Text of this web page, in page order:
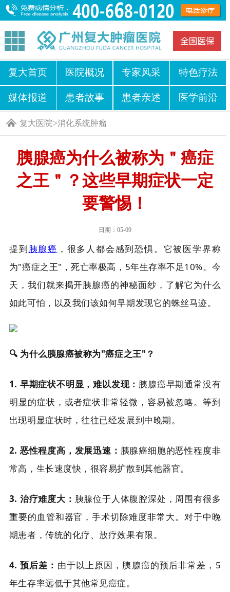
复大首页 医院概况 专家风采 特色疗法
媒体报道 患者故事 患者亲述 医学前沿
复大医院>消化系统肿瘤
胰腺癌为什么被称为＂癌症
之王＂？这些早期症状一定
要警惕！
日期：05-09
提到胰腺癌 ，很多人都会感到恐惧。它被医学界称
为"癌症之王"，死亡率极高，5年生存率不足10%。今
天，我们就来揭开胰腺癌的神秘面纱，了解它为什么
如此可怕，以及我们该如何早期发现它的蛛丝马迹。
🔍 为什么胰腺癌被称为"癌症之王"？
1. 早期症状不明显，难以发现： 胰腺癌早期通常没有
明显的症状，或者症状非常轻微，容易被忽略。等到
出现明显症状时，往往已经发展到中晚期。
2. 恶性程度高，发展迅速： 胰腺癌细胞的恶性程度非
常高，生长速度快，很容易扩散到其他器官。
3. 治疗难度大： 胰腺位于人体腹腔深处，周围有很多
重要的血管和器官，手术切除难度非常大。对于中晚
期患者，传统的化疗、放疗效果有限。
4. 预后差： 由于以上原因，胰腺癌的预后非常差，5
年生存率远低于其他常见癌症。